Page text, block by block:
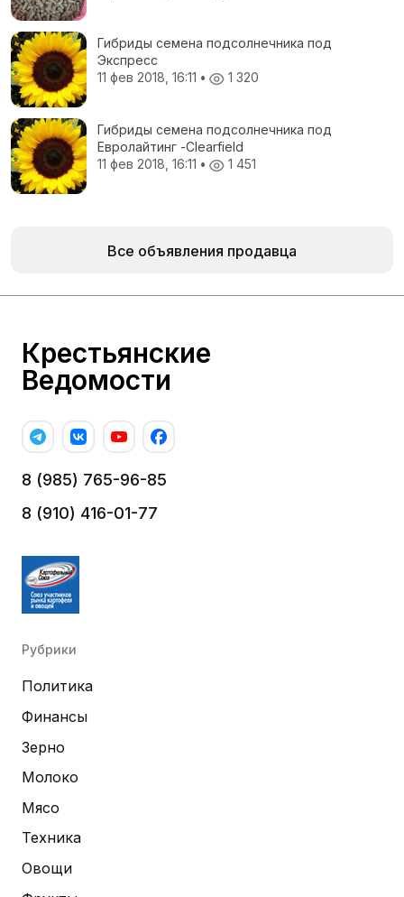
Гибриды семена подсолнечника под
Экспресс
11 фев 2018, 16:11 • 1 320
Гибриды семена подсолнечника под
Евролайтинг -Сlearfield
11 фев 2018, 16:11 • 1 451
Все объявления продавца
Крестьянские
Ведомости
8 (985) 765-96-85
8 (910) 416-01-77
Рубрики
Политика
Финансы
Зерно
Молоко
Мясо
Техника
Овощи